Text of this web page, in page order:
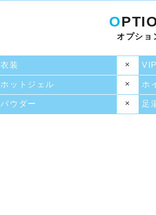
O
オプショ
衣装 ×
ホットジェル × ホ
パウダー × 足